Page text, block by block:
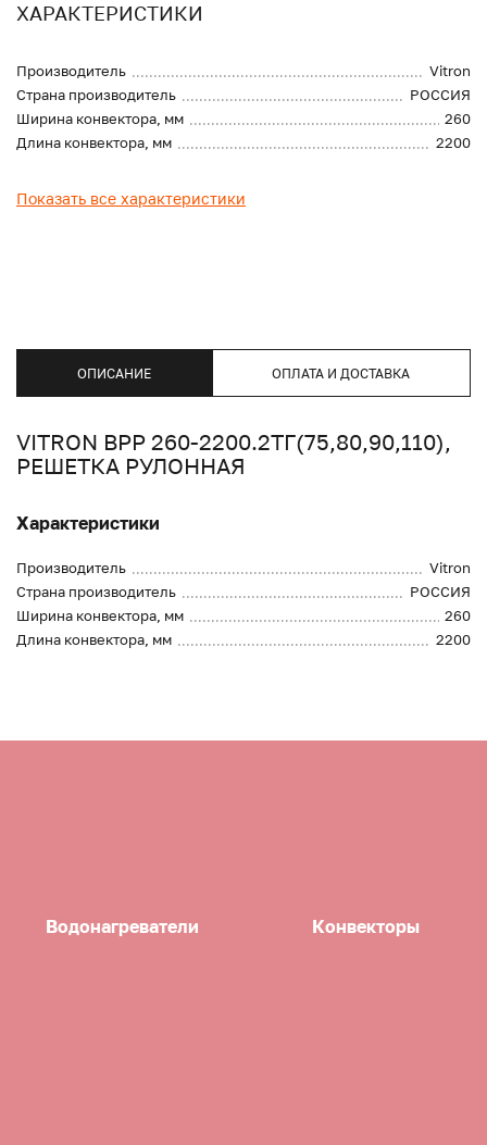
ХАРАКТЕРИСТИКИ
Производитель
Vitron
Страна производитель
РОССИЯ
Ширина конвектора, мм
260
Длина конвектора, мм
2200
Показать все характеристики
ОПИСАНИЕ ОПЛАТА И ДОСТАВКА
VITRON ВРР 260-2200.2ТГ(75,80,90,110),
РЕШЕТКА РУЛОННАЯ
Характеристики
Производитель
Vitron
Страна производитель
РОССИЯ
Ширина конвектора, мм
260
Длина конвектора, мм
2200
Водонагреватели Конвекторы